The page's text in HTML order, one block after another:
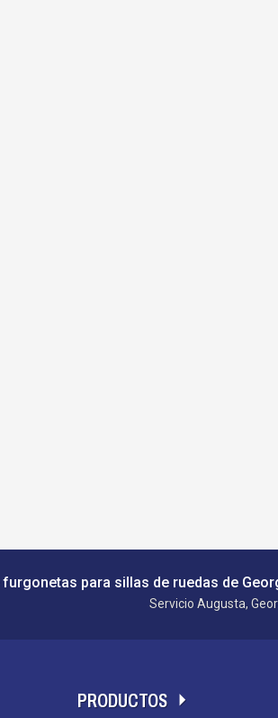
para sillas de ruedas de
Servicio Augusta,
PRODUCTOS